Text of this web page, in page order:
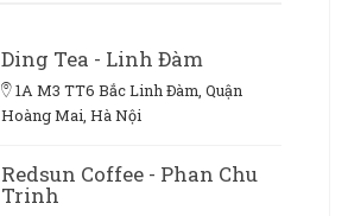
Ding Tea - Linh Đàm
1A M3 TT6 Bắc Linh Đàm, Quận
Hoàng Mai, Hà Nội
Redsun Coffee - Phan Chu
Trinh